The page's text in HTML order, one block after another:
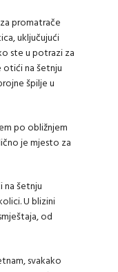
promatrače
uključujući
ste u potrazi za
na šetnju
špilje u
po obližnjem
je mjesto za
šetnju
U blizini
od
svakako